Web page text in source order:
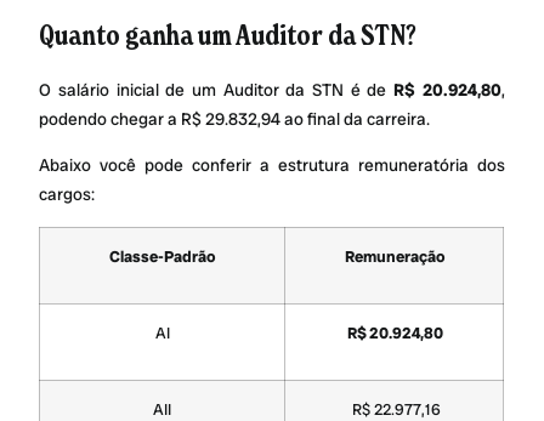
Quanto ganha um Auditor da STN?
O salário inicial de um Auditor da STN é de R$ 20.924,80,
podendo chegar a R$ 29.832,94 ao final da carreira.
Abaixo você pode conferir a estrutura remuneratória dos
cargos:
Classe-Padrão Remuneração
AI R$ 20.924,80
AII R$ 22.977,16